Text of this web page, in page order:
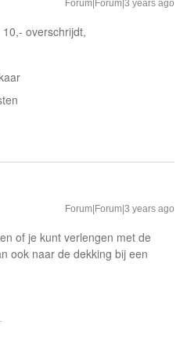
Forum|Forum|3 years ago
overschrijdt,
Forum|Forum|3 years ago
of je kunt verlengen met de
ook naar de dekking bij een